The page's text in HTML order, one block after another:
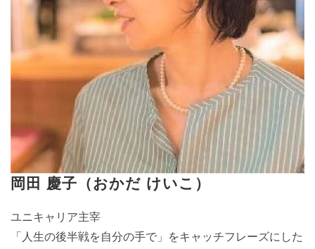
岡田 慶子（おかだ けいこ）
ユニキャリア主宰
「人生の後半戦を自分の手で」をキャッチフレーズにした